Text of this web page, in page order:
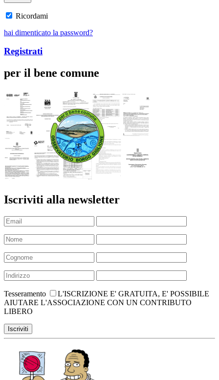
Ricordami
hai dimenticato la password?
Registrati
per il bene comune
Iscriviti alla newsletter
Tesseramento
L'ISCRIZIONE E' GRATUITA, E' POSSIBILE
AIUTARE L'ASSOCIAZIONE CON UN CONTRIBUTO
LIBERO